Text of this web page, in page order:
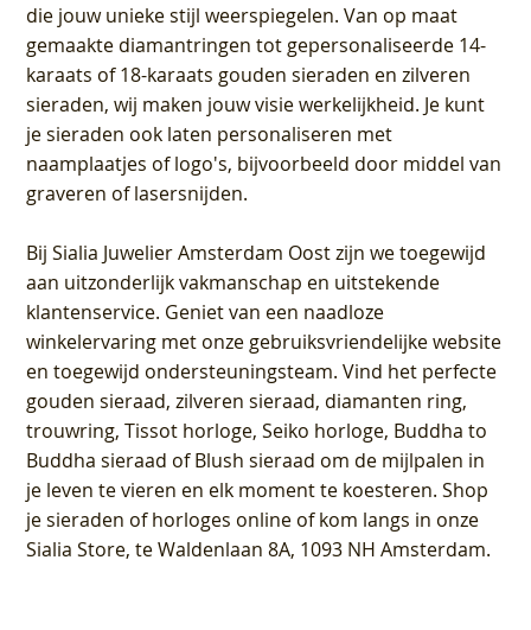
die jouw unieke stijl weerspiegelen. Van op maat
gemaakte diamantringen tot gepersonaliseerde 14-
karaats of 18-karaats gouden sieraden en zilveren
sieraden, wij maken jouw visie werkelijkheid. Je kunt
je sieraden ook laten personaliseren met
naamplaatjes of logo's, bijvoorbeeld door middel van
graveren of lasersnijden.
BijSialia Juwelier Amsterdam Oostzijn we toegewijd
aan uitzonderlijk vakmanschap en uitstekende
klantenservice. Geniet van een naadloze
winkelervaring met onze gebruiksvriendelijke website
en toegewijd ondersteuningsteam. Vind het perfecte
gouden sieraad, zilveren sieraad, diamanten ring,
trouwring, Tissot horloge, Seiko horloge, Buddha to
Buddha sieraad of Blush sieraad om de mijlpalen in
je leven te vieren en elk moment te koesteren. Shop
je sieraden of horloges online of kom langs in onze
Sialia Store, te Waldenlaan 8A, 1093 NH Amsterdam.